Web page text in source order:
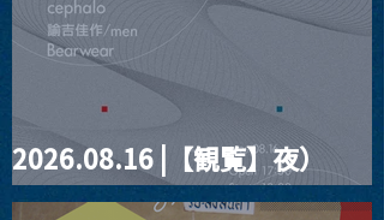
2026.08.16 |【観覧】夜）
four dots vol.2